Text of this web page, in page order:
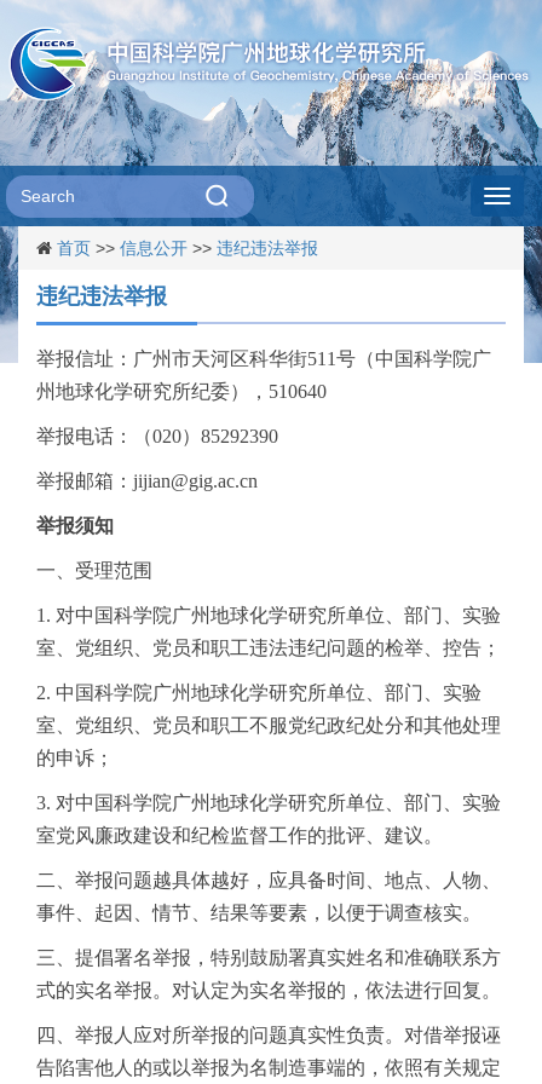
首页 >> 信息公开 >> 违纪违法举报
违纪违法举报
举报信址：广州市天河区科华街511号（中国科学院广
州地球化学研究所纪委），510640
举报电话：（020）85292390
举报邮箱：jijian@gig.ac.cn
举报须知
一、受理范围
1. 对中国科学院广州地球化学研究所单位、部门、实验
室、党组织、党员和职工违法违纪问题的检举、控告；
2. 中国科学院广州地球化学研究所单位、部门、实验
室、党组织、党员和职工不服党纪政纪处分和其他处理
的申诉；
3. 对中国科学院广州地球化学研究所单位、部门、实验
室党风廉政建设和纪检监督工作的批评、建议。
二、举报问题越具体越好，应具备时间、地点、人物、
事件、起因、情节、结果等要素，以便于调查核实。
三、提倡署名举报，特别鼓励署真实姓名和准确联系方
式的实名举报。对认定为实名举报的，依法进行回复。
四、举报人应对所举报的问题真实性负责。对借举报诬
告陷害他人的或以举报为名制造事端的，依照有关规定